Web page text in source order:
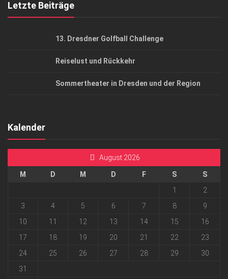
Letzte Beiträge
13. Dresdner Golfball Challenge
Reiselust und Rückkehr
Sommertheater in Dresden und der Region
Kalender
August 2026
M D M D F S
S
1
2
3
4 5 6 7 8
9
10
11 12 13 14 15
16
17
18 19 20 21 22
23
24
25 26 27 28 29
30
31